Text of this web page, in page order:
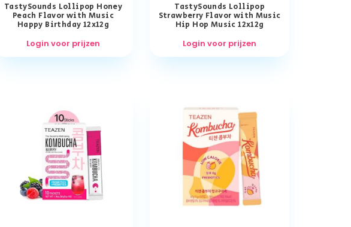
TastySounds Lollipop Honey
Peach Flavor with Music
Happy Birthday 12x12g
Login voor prijzen
TastySounds Lollipop
Strawberry Flavor with Music
Hip Hop Music 12x12g
Login voor prijzen